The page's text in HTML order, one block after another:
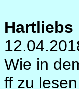
Wie in
ff zu